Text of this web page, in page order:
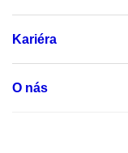
Kariéra
O nás